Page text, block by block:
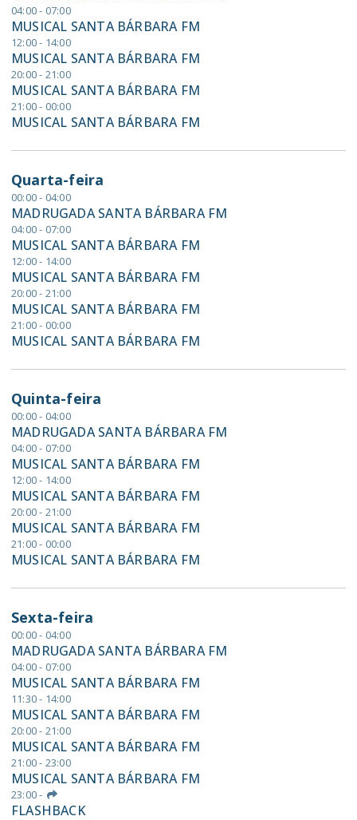
04:00 - 07:00
MUSICAL SANTA BÁRBARA FM
12:00 - 14:00
MUSICAL SANTA BÁRBARA FM
20:00 - 21:00
MUSICAL SANTA BÁRBARA FM
21:00 - 00:00
MUSICAL SANTA BÁRBARA FM
Quarta-feira
00:00 - 04:00
MADRUGADA SANTA BÁRBARA FM
04:00 - 07:00
MUSICAL SANTA BÁRBARA FM
12:00 - 14:00
MUSICAL SANTA BÁRBARA FM
20:00 - 21:00
MUSICAL SANTA BÁRBARA FM
21:00 - 00:00
MUSICAL SANTA BÁRBARA FM
Quinta-feira
00:00 - 04:00
MADRUGADA SANTA BÁRBARA FM
04:00 - 07:00
MUSICAL SANTA BÁRBARA FM
12:00 - 14:00
MUSICAL SANTA BÁRBARA FM
20:00 - 21:00
MUSICAL SANTA BÁRBARA FM
21:00 - 00:00
MUSICAL SANTA BÁRBARA FM
Sexta-feira
00:00 - 04:00
MADRUGADA SANTA BÁRBARA FM
04:00 - 07:00
MUSICAL SANTA BÁRBARA FM
11:30 - 14:00
MUSICAL SANTA BÁRBARA FM
20:00 - 21:00
MUSICAL SANTA BÁRBARA FM
21:00 - 23:00
MUSICAL SANTA BÁRBARA FM
23:00-
FLASHBACK